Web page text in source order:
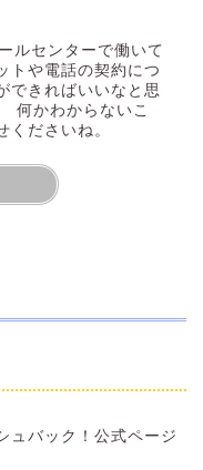
ルセンターで働いて
トや電話の契約につ
できればいいなと思
何かわからないこ
くださいね。
ュバック！公式ページ